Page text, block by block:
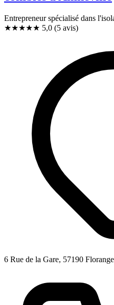
Entrepreneur spécialisé dans
★★★★★ 5,0 (5 avis)
6 Rue de la Gare, 57190 Florange